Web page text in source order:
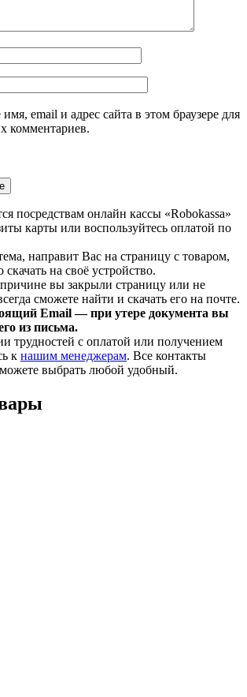
email и адрес сайта в этом браузере для
комментариев.
посредствам онлайн кассы «Robokassa»
карты или воспользуйтесь оплатой по
направит Вас на страницу с товаром,
на своё устройство.
вы закрыли страницу или не
сможете найти и скачать его на почте.
Email — при утере документа вы
из письма.
трудностей с оплатой или получением
к нашим менеджерам. Все контакты
выбрать любой удобный.